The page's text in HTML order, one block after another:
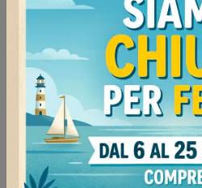
Milano74 Pavia 70
Continua a navigare
Madie Cantori Pavia
Madie Cantori Vigevano